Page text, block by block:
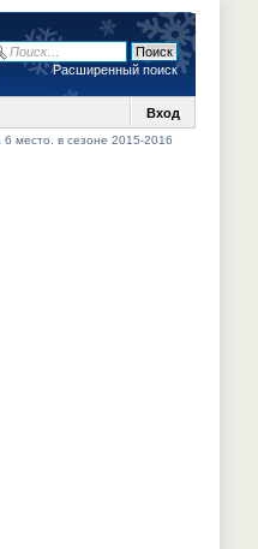
Расширенный поиск
Вход
место. в сезоне 2015-2016